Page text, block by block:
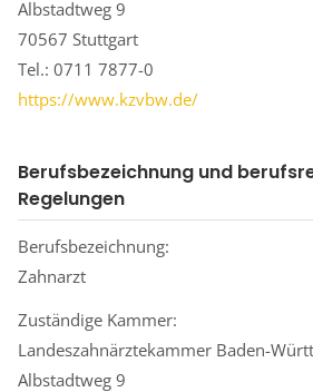
Albstadtweg 9
70567 Stuttgart
Tel.: 0711 7877-0
https://www.kzvbw.de/
Berufsbezeichnung und
Regelungen
Berufsbezeichnung:
Zahnarzt
Zuständige Kammer:
Landeszahnärztekammer Baden-
Albstadtweg 9